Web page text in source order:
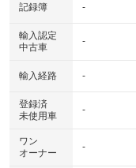
記録簿 -
輸入認定
中古車
-
輸入経路 -
登録済
未使用車
-
ワン
オーナー
-